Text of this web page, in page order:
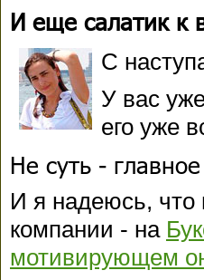
И еще салатик к
С
У вас
его уже
Не суть -
И я надеюсь, что
компании - на
мотивирующем